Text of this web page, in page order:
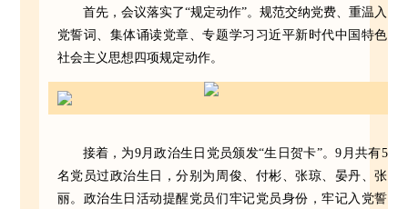
首先，会议落实了“规定动作”。规范交纳党费、重温入
党誓词、集体诵读党章、专题学习习近平新时代中国特色
社会主义思想四项规定动作。
接着，为9月政治生日党员颁发“生日贺卡”。9月共有5
名党员过政治生日，分别为周俊、付彬、张琼、晏丹、张
丽。政治生日活动提醒党员们牢记党员身份，牢记入党誓